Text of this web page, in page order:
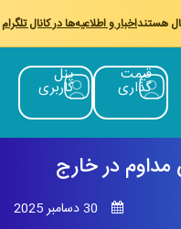
اخبار و اطلاعیه‌ها در کانال تلگرام
قیمت
گذاری
پنل
کاربری
در خارج
30 دسامبر 2025